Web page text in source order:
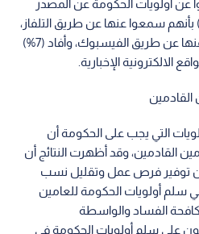
عن أولويات الحكومة عن المصدر
لمعرفتهم، أفاد (63%) بأنهم سمعوا عنها عن طريق التلفاز،
فيما أفاد (20%) أنهم سمعوا عنها عن طريق الفيسبوك، وأفاد (7%)
الالكترونية الإخبارية.
القادمين
التي يجب على الحكومة أن
القادمين، وقد أظهرت النتائج أن
أن توفير فرص عمل وتقليل نسب
سلم أولويات الحكومة للعامين
يرى (13%) ان مكافحة الفساد والواسطة
على سلم أولويات الحكومة في